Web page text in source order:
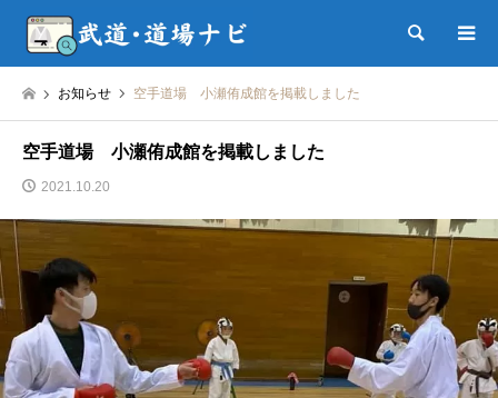
検索
お知らせ 空手道場 小瀬侑成館を掲載しました
空手道場 小瀬侑成館を掲載しました
2021.10.20